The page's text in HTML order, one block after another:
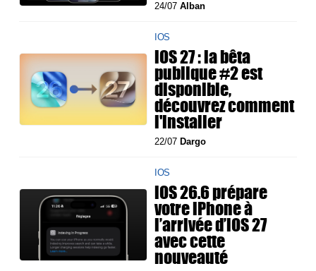
24/07Alban
IOS
iOS 27 : la bêta
publique #2 est
disponible,
découvrez comment
l'installer
22/07 Dargo
IOS
iOS 26.6 prépare
votre iPhone à
l’arrivée d’iOS 27
avec cette
nouveauté